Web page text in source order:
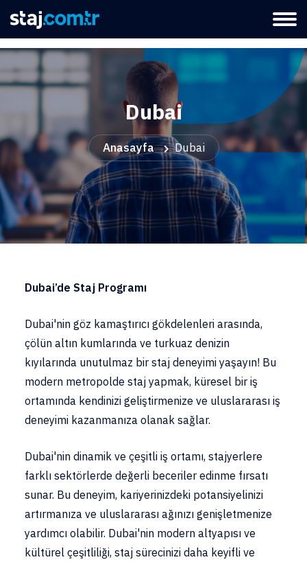
Dubai
Anasayfa Dubai
Dubai’de Staj Programı
Dubai'nin göz kamaştırıcı gökdelenleri arasında,
çölün altın kumlarında ve turkuaz denizin
kıyılarında unutulmaz bir staj deneyimi yaşayın! Bu
modern metropolde staj yapmak, küresel bir iş
ortamında kendinizi geliştirmenize ve uluslararası iş
deneyimi kazanmanıza olanak sağlar.
Dubai'nin dinamik ve çeşitli iş ortamı, stajyerlere
farklı sektörlerde değerli beceriler edinme fırsatı
sunar. Bu deneyim, kariyerinizdeki potansiyelinizi
artırmanıza ve uluslararası ağınızı genişletmenize
yardımcı olabilir. Dubai'nin modern altyapısı ve
kültürel çeşitliliği, staj sürecinizi daha keyifli ve